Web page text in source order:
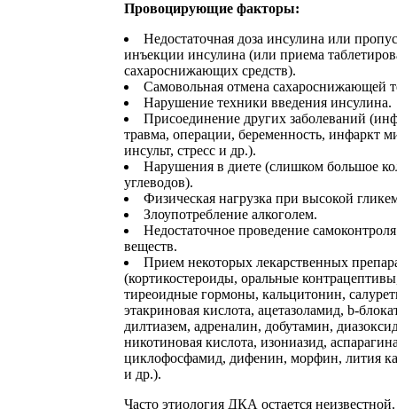
Провоцирующие факторы:
Недостаточная доза инсулина или
инъекции инсулина (или приема
сахароснижающих средств).
Самовольная отмена сахароснижающей
Нарушение техники введения инсулина.
Присоединение других заболеваний
травма, операции, беременность, инфаркт
инсульт, стресс и др.).
Нарушения в диете (слишком большое
углеводов).
Физическая нагрузка при высокой
Злоупотребление алкоголем.
Недостаточное проведение
веществ.
Прием некоторых лекарственных
(кортикостероиды, оральные
тиреоидные гормоны, кальцитонин,
этакриновая кислота, ацетазоламид, b-
дилтиазем, адреналин, добутамин,
никотиновая кислота, изониазид,
циклофосфамид, дифенин, морфин, лития
и др.).
Часто этиология ДКА остается